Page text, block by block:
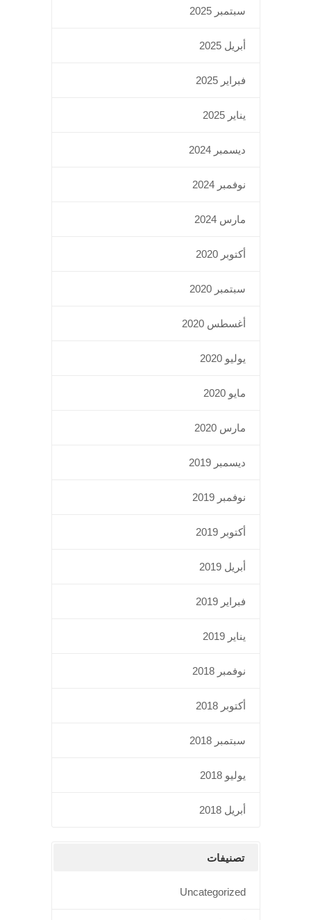
سبتمبر 2025
أبريل 2025
فبراير 2025
يناير 2025
ديسمبر 2024
نوفمبر 2024
مارس 2024
أكتوبر 2020
سبتمبر 2020
أغسطس 2020
يوليو 2020
مايو 2020
مارس 2020
ديسمبر 2019
نوفمبر 2019
أكتوبر 2019
أبريل 2019
فبراير 2019
يناير 2019
نوفمبر 2018
أكتوبر 2018
سبتمبر 2018
يوليو 2018
أبريل 2018
تصنيفات
Uncategorized